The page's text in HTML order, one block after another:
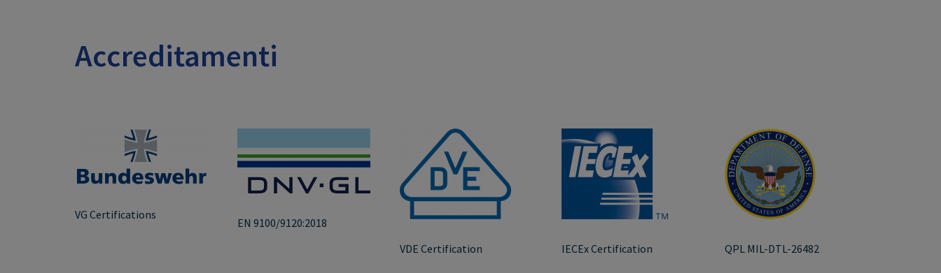
Accreditamenti
VG Certifications
EN 9100/9120:2018
VDE Certification
IECEx Certification QPL MIL-DTL-26482